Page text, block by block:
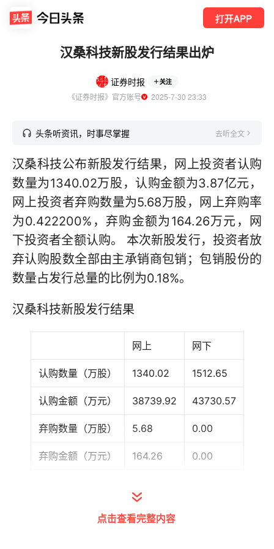
打开APP
汉桑科技新股发行结果出炉
证券时报 关注
《证券时报》官方账号
  2025-7-30 23:33
头条听资讯，时事尽掌握 去听全文
汉桑科技公布新股发行结果，网上投资者认购
数量为1340.02万股，认购金额为3.87亿元，
网上投资者弃购数量为5.68万股，网上弃购率
为0.422200%，弃购金额为164.26万元，网
下投资者全额认购。 本次新股发行，投资者放
弃认购股数全部由主承销商包销；包销股份的
数量占发行总量的比例为0.18%。
汉桑科技新股发行结果
网上 网下
认购数量（万股） 1340.02 1512.65
认购金额（万元） 38739.92 43730.57
弃购数量（万股） 5.68 0.00
弃购金额（万元） 164.26 0.00
公司主营业务为音频产品设计、研发、制造。
证券时报•数据宝统计显示，公司本次发行总
点击查看完整内容